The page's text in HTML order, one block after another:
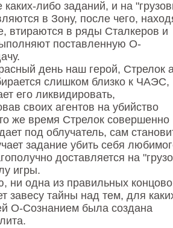
либо заданий, и на
в Зону, после чего,
втираются в ряды Сталкеров и
поставленную О-
день наш герой, Стрелок
слишком близко к
его ликвидировать,
своих агентов на убийство
же время Стрелок совершенно
под облучатель, сам
задание убить себя
доставляется на
игры.
ни одна из правильных
завесу тайны над тем, для
О-Сознанием была создана